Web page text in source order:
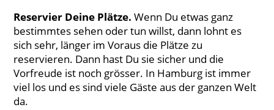
Reservier Deine Plätze. Wenn Du etwas ganz
bestimmtes sehen oder tun willst, dann lohnt es
sich sehr, länger im Voraus die Plätze zu
reservieren. Dann hast Du sie sicher und die
Vorfreude ist noch grösser. In Hamburg ist immer
viel los und es sind viele Gäste aus der ganzen Welt
da.